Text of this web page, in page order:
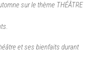
sur le thème THÉÂTRE
et ses bienfaits durant